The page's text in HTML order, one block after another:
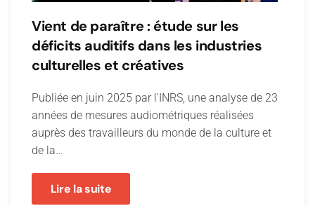
Vient de paraître : étude sur les
déficits auditifs dans les industries
culturelles et créatives
Publiée en juin 2025 par l'INRS, une analyse de 23
années de mesures audiométriques réalisées
auprès des travailleurs du monde de la culture et
de la…
Lire la suite